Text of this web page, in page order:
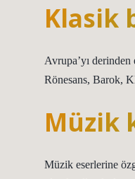
Klasik
Avrupa’yı
Rönesans, Barok,
Müzik
Müzik eserlerine